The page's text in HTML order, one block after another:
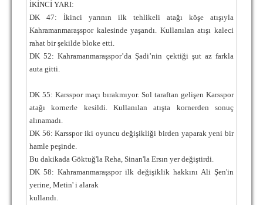
İKİNCİ YARI:
DK 47: İkinci yarının ilk tehlikeli atağı köşe atışıyla
Kahramanmaraşspor kalesinde yaşandı. Kullanılan atışı kaleci
rahat bir şekilde bloke etti.
DK 52: Kahramanmaraşspor’da Şadi’nin çektiği şut az farkla
auta gitti.
DK 55: Karsspor maçı bırakmıyor. Sol taraftan gelişen Karsspor
atağı kornerle kesildi. Kullanılan atışta kornerden sonuç
alınamadı.
DK 56: Karsspor iki oyuncu değişikliği birden yaparak yeni bir
hamle peşinde.
Bu dakikada Göktuğ'la Reha, Sinan'la Ersın yer değiştirdi.
DK 58: Kahramanmaraşspor ilk değişiklik hakkını Ali Şen'in
yerine, Metin' i alarak
kullandı.